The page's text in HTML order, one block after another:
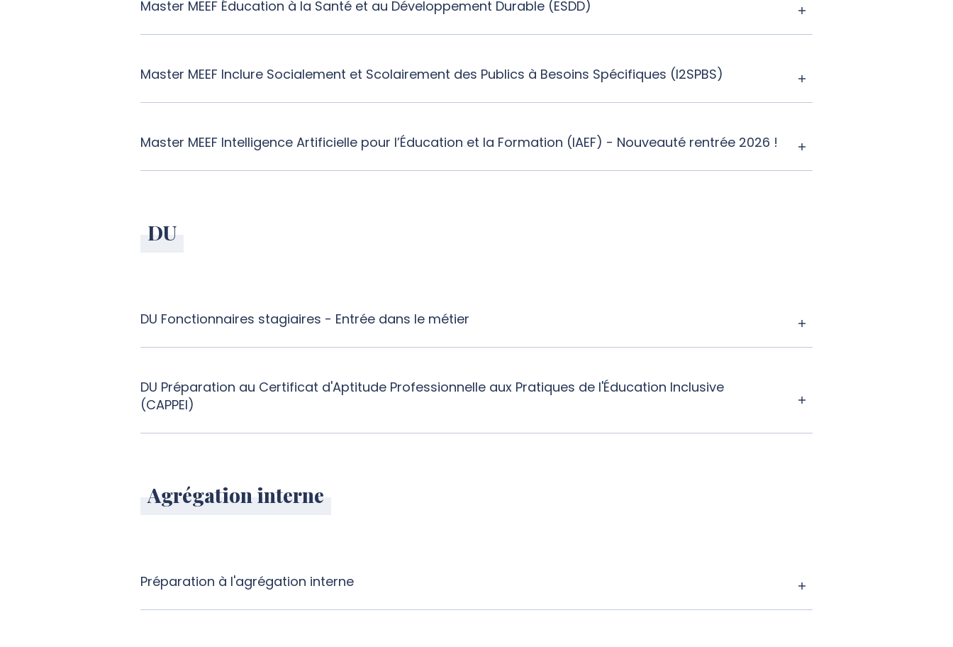
Master MEEF Éducation à la Santé et au Développement Durable (ESDD)
Master MEEF Inclure Socialement et Scolairement des Publics à Besoins Spécifiques (I2SPBS)
Master MEEF Intelligence Artificielle pour l’Éducation et la Formation (IAEF) - Nouveauté rentrée 2026 !
DU
DU Fonctionnaires stagiaires - Entrée dans le métier
DU Préparation au Certificat d'Aptitude Professionnelle aux Pratiques de l'Éducation Inclusive
(CAPPEI)
Agrégation interne
Préparation à l'agrégation interne